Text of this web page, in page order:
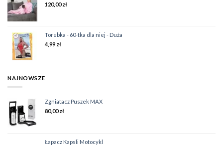
120,00zł
Torebka - 60-tka dla niej - Duża
4,99 zł
NAJNOWSZE
Zgniatacz Puszek MAX
80,00zł
Łapacz Kapsli Motocykl